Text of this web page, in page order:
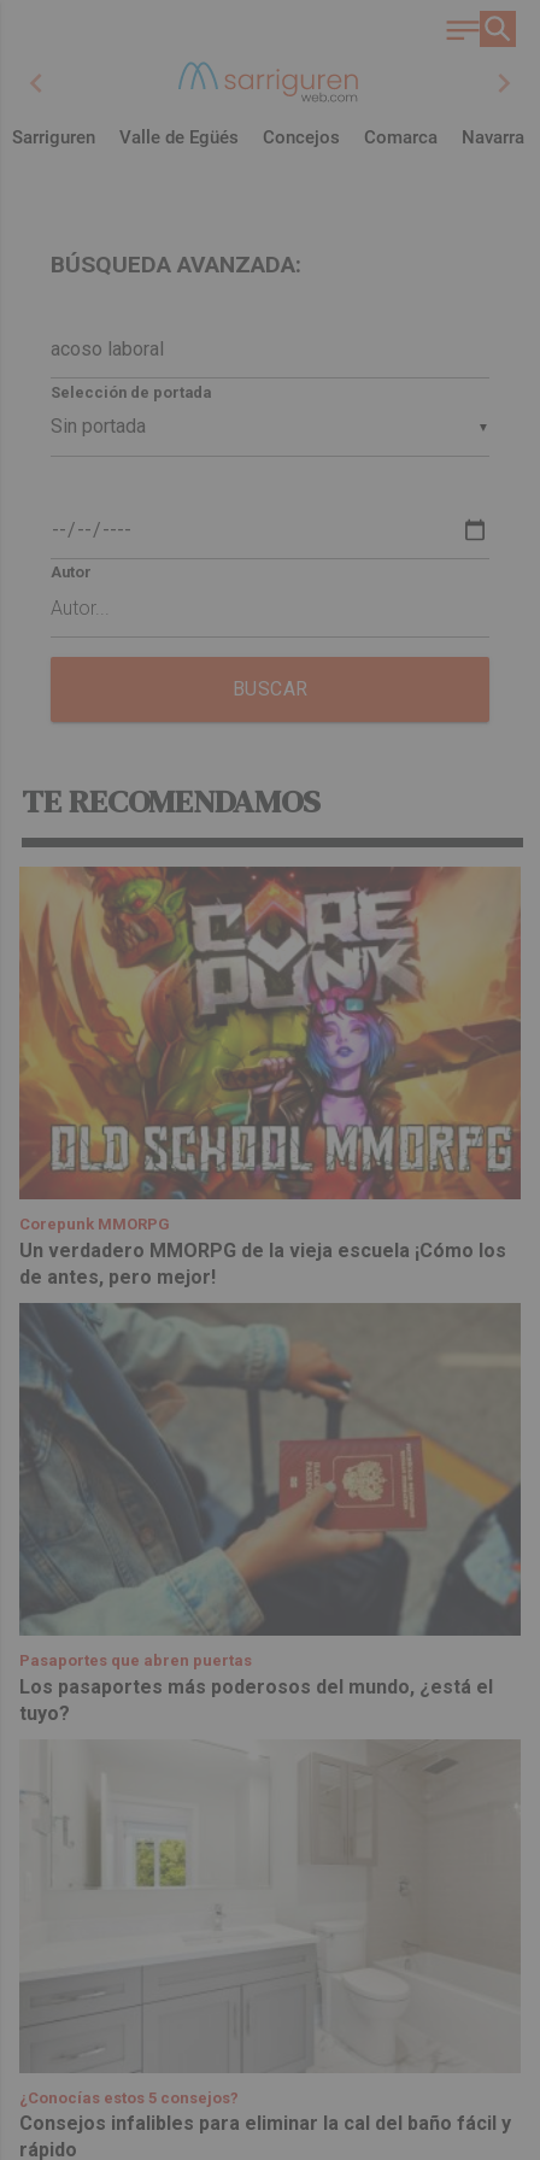
chevron_left chevron_right
Sarriguren Valle de Egüés Concejos Comarca Navarra
BÚSQUEDA AVANZADA:
▼
Selección de portada
Autor
BUSCAR
TE RECOMENDAMOS
Corepunk MMORPG
Un verdadero MMORPG de la vieja escuela ¡Cómo los
de antes, pero mejor!
Pasaportes que abren puertas
Los pasaportes más poderosos del mundo, ¿está el
tuyo?
¿Conocías estos 5 consejos?
Consejos infalibles para eliminar la cal del baño fácil y
rápido